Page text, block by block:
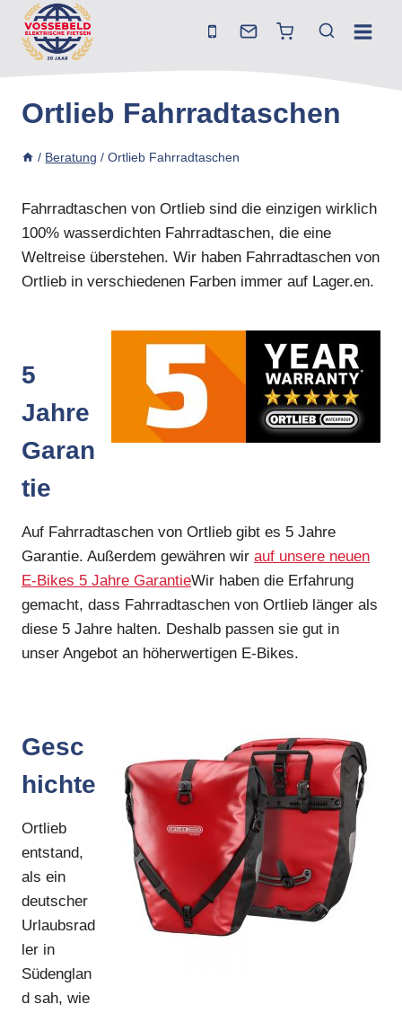
Zum
Inhalt
springen
Ortlieb Fahrradtaschen
/ Beratung / Ortlieb Fahrradtaschen
Fahrradtaschen von Ortlieb sind die einzigen wirklich
100% wasserdichten Fahrradtaschen, die eine
Weltreise überstehen. Wir haben Fahrradtaschen von
Ortlieb in verschiedenen Farben immer auf Lager.en.
5
Jahre
Garan
tie
Auf Fahrradtaschen von Ortlieb gibt es 5 Jahre
Garantie. Außerdem gewähren wir auf unsere neuen
E-Bikes 5 Jahre GarantieWir haben die Erfahrung
gemacht, dass Fahrradtaschen von Ortlieb länger als
diese 5 Jahre halten. Deshalb passen sie gut in
unser Angebot an höherwertigen E-Bikes.
Gesc
hichte
Ortlieb
entstand,
als ein
deutscher
Urlaubsrad
ler in
Südenglan
d sah, wie